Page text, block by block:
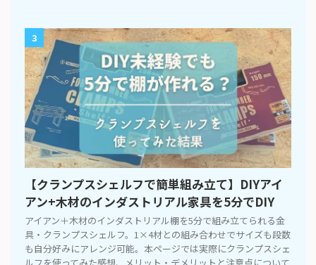
3
【クランプスシェルフで簡単組み立て】DIYアイ
アン+木材のインダストリアル家具を5分でDIY
アイアン＋木材のインダストリアル棚を5分で組み立てられる金
具・クランプスシェルフ。1×4材との組み合わせでサイズも段数
も自分好みにアレンジ可能。本ページでは実際にクランプスシェ
ルフを使ってみた感想、メリット・デメリットと注意点について